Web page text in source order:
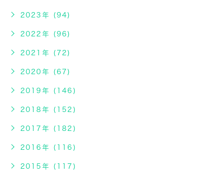
2023年 (94)
2022年 (96)
2021年 (72)
2020年 (67)
2019年 (146)
2018年 (152)
2017年 (182)
2016年 (116)
2015年 (117)